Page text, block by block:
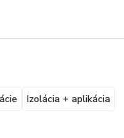
Izolácia + aplikácia